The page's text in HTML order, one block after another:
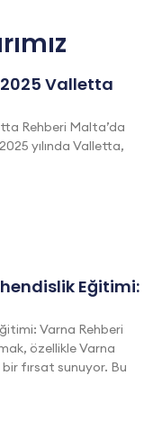
Valletta
Rehberi Malta’da
yılında Valletta,
Eğitimi:
Varna Rehberi
özellikle Varna
fırsat sunuyor. Bu